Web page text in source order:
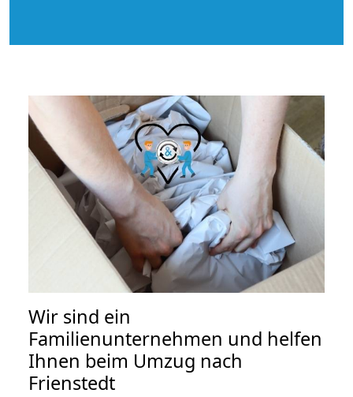
Wir sind ein
Familienunternehmen und helfen
Ihnen beim Umzug nach
Frienstedt